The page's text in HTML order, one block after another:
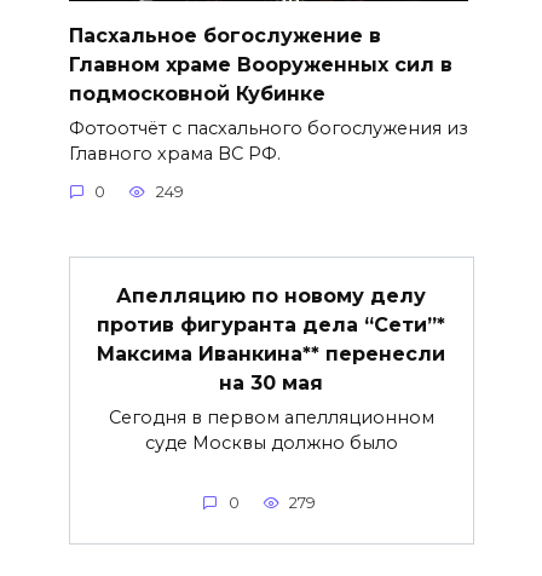
Пасхальное богослужение в
Главном храме Вооруженных сил в
подмосковной Кубинке
Фотоотчёт с пасхального богослужения из
Главного храма ВС РФ.
0 249
Апелляцию по новому делу
против фигуранта дела “Сети”*
Максима Иванкина** перенесли
на 30 мая
Сегодня в первом апелляционном
суде Москвы должно было
0 279